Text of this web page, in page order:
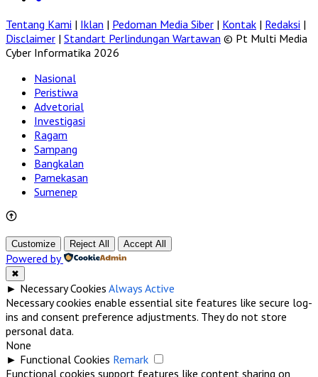
Tentang Kami | Iklan | Pedoman Media Siber | Kontak | Redaksi |
Disclaimer | Standart Perlindungan Wartawan © Pt Multi Media
Cyber Informatika 2026
Nasional
Peristiwa
Advetorial
Investigasi
Ragam
Sampang
Bangkalan
Pamekasan
Sumenep
Customize Reject All Accept All
Powered by
✖
► Necessary Cookies Always Active
Necessary cookies enable essential site features like secure log-
ins and consent preference adjustments. They do not store
personal data.
None
► Functional Cookies Remark
Functional cookies support features like content sharing on